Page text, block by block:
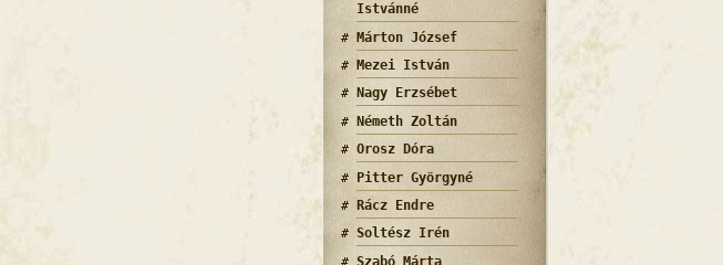
Istvánné
Márton József
Mezei István
Nagy Erzsébet
Németh Zoltán
Orosz Dóra
Pitter Györgyné
Rácz Endre
Soltész Irén
Szabó Márta